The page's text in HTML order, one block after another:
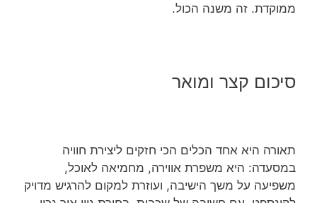
ממוקדת. זה משנה הכול.
סיכום קצר ומואר
תאורה היא אחד הכלים הכי חזקים ליצירת חוויה
במסעדה: היא משפרת אווירה, מחמיאה לאוכל,
משפיעה על משך הישיבה, ועוזרת למקום להרגיש מדויק